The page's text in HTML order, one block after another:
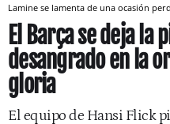
Lamine se lamenta de una ocasión
El Barça se deja la
desangrado en la
gloria
El equipo de Hansi Flick